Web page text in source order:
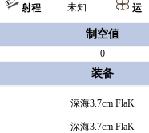
射程 未知 运
制空值
0
装备
深海3.7cm FlaK
深海3.7cm FlaK